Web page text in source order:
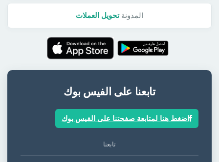
المدونةتحويل العملات
تابعنا على الفيس بوك
اضغط هنا لمتابعة صفحتنا على الفيس بوك
تابعنا